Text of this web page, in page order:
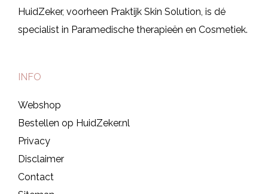
HuidZeker, voorheen Praktijk Skin Solution, is dé
specialist in Paramedische therapieën en Cosmetiek.
INFO
Webshop
Bestellen op HuidZeker.nl
Privacy
Disclaimer
Contact